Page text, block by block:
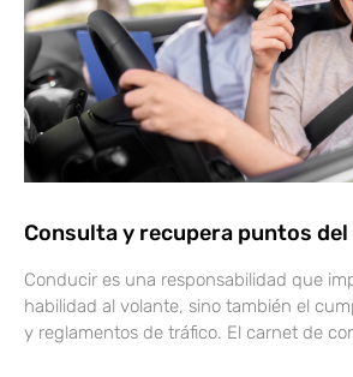
Consulta y recupera puntos
Conducir es una responsabilidad que
habilidad al volante, sino también el
y reglamentos de tráfico. El carnet de